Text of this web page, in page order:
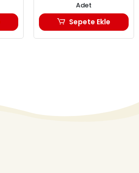
Adet
Sepete Ekle